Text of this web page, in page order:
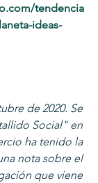
tendencia
ideas-
de 2020. Se
Social" en
ha tenido la
nota sobre el
que viene